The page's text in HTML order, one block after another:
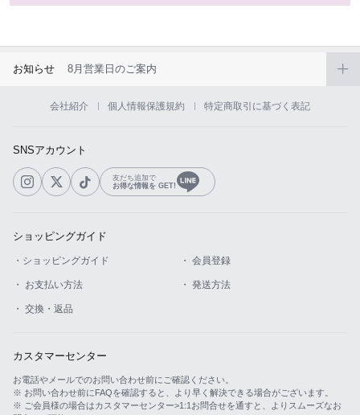
お知らせ 8月営業日のご案内
会社紹介 個人情報保護規約 特定商取引に基づく表記
SNSアカウント
友だち追加で
お得な情報を GET!
ショッピングガイド
・ショッピングガイド ・ 会員登録
・ お支払い方法 ・ 発送方法
・ 交換・返品
カスタマーセンター
お電話やメールでのお問い合わせ前にご確認ください。
※ お問い合わせ前にFAQを確認すると、より早く解決できる場合がございます。
※ ご会員様の場合はカスタマーセンター>1:1お問合せを通すと、よりスムーズなお